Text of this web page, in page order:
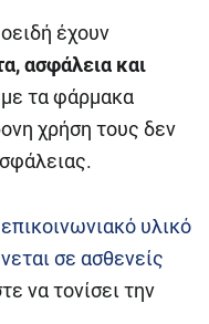
έχουν
ασφάλεια και
με τα φάρμακα
χρήση τους δεν
υλικό
σε ασθενείς
να τονίσει την